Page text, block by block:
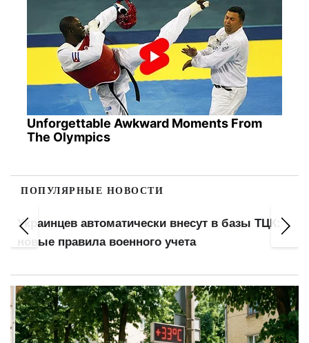
Unforgettable Awkward Moments From
The Olympics
ПОПУЛЯРНЫЕ НОВОСТИ
Минимальная пенсия 6000 грн, базовая
выплата 3000: кого коснется реформа